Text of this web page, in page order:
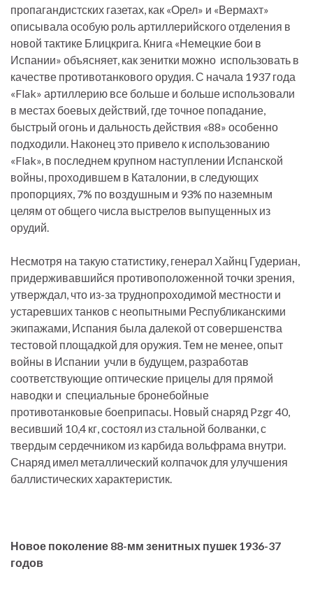
пропагандистских газетах, как «Орел» и «Вермахт»
описывала особую роль артиллерийского отделения в
новой тактике Блицкрига. Книга «Немецкие бои в
Испании» объясняет, как зенитки можно использовать в
качестве противотанкового орудия. С начала 1937 года
«Flak» артиллерию все больше и больше использовали
в местах боевых действий, где точное попадание,
быстрый огонь и дальность действия «88» особенно
подходили. Наконец это привело к использованию
«Flak», в последнем крупном наступлении Испанской
войны, проходившем в Каталонии, в следующих
пропорциях, 7% по воздушным и 93% по наземным
целям от общего числа выстрелов выпущенных из
орудий.
Несмотря на такую статистику, генерал Хайнц Гудериан,
придерживавшийся противоположенной точки зрения,
утверждал, что из-за труднопроходимой местности и
устаревших танков с неопытными Республиканскими
экипажами, Испания была далекой от совершенства
тестовой площадкой для оружия. Тем не менее, опыт
войны в Испании учли в будущем, разработав
соответствующие оптические прицелы для прямой
наводки и специальные бронебойные
противотанковые боеприпасы. Новый снаряд Pzgr 40,
весивший 10,4 кг, состоял из стальной болванки, с
твердым сердечником из карбида вольфрама внутри.
Снаряд имел металлический колпачок для улучшения
баллистических характеристик.
Новое поколение 88-мм зенитных пушек 1936-37
годов